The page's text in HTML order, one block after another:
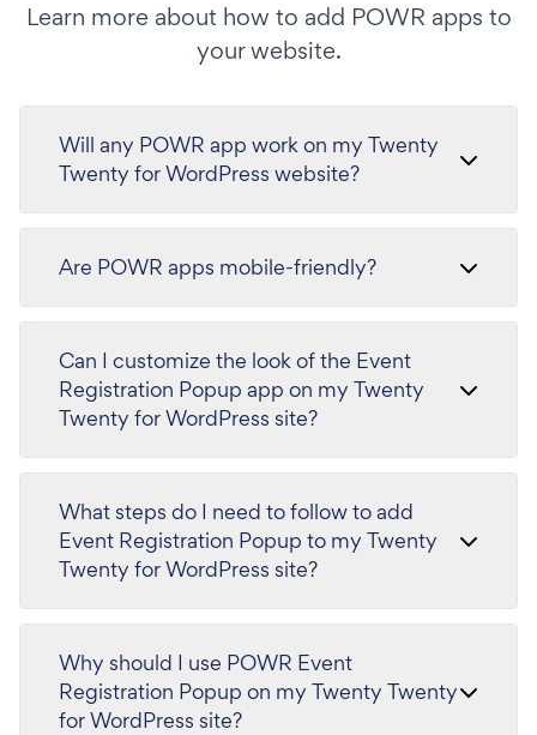
Learn more about how to add POWR apps to
your website.
Will any POWR app work on my Twenty
Twenty for WordPress website?
Are POWR apps mobile-friendly?
Can I customize the look of the Event
Registration Popup app on my Twenty
Twenty for WordPress site?
What steps do I need to follow to add
Event Registration Popup to my Twenty
Twenty for WordPress site?
Why should I use POWR Event
Registration Popup on my Twenty Twenty
for WordPress site?